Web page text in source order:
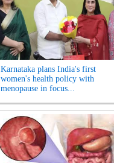
Karnataka plans India's first
women's health policy with
menopause in focus...